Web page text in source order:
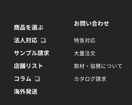
商品を選ぶ
法人対応
サンプル請求
店舗リスト
コラム
海外発送
お問い合わせ
特急対応
大量注文
取材・協賛について
カタログ請求